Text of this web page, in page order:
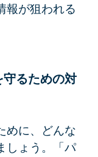
報が狙われる
るための対
めに、どんな
しょう。「パ